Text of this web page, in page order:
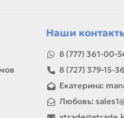
Наши
8 (777) 361-00-
8 (727) 379-15-36
Екатерина:
Любовь: